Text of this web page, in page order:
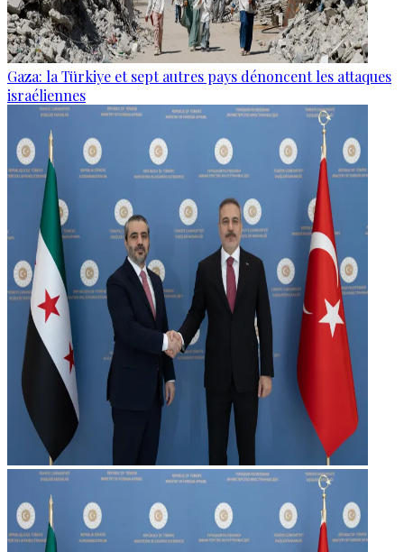
Gaza: la Türkiye et sept autres pays dénoncent les attaques
israéliennes